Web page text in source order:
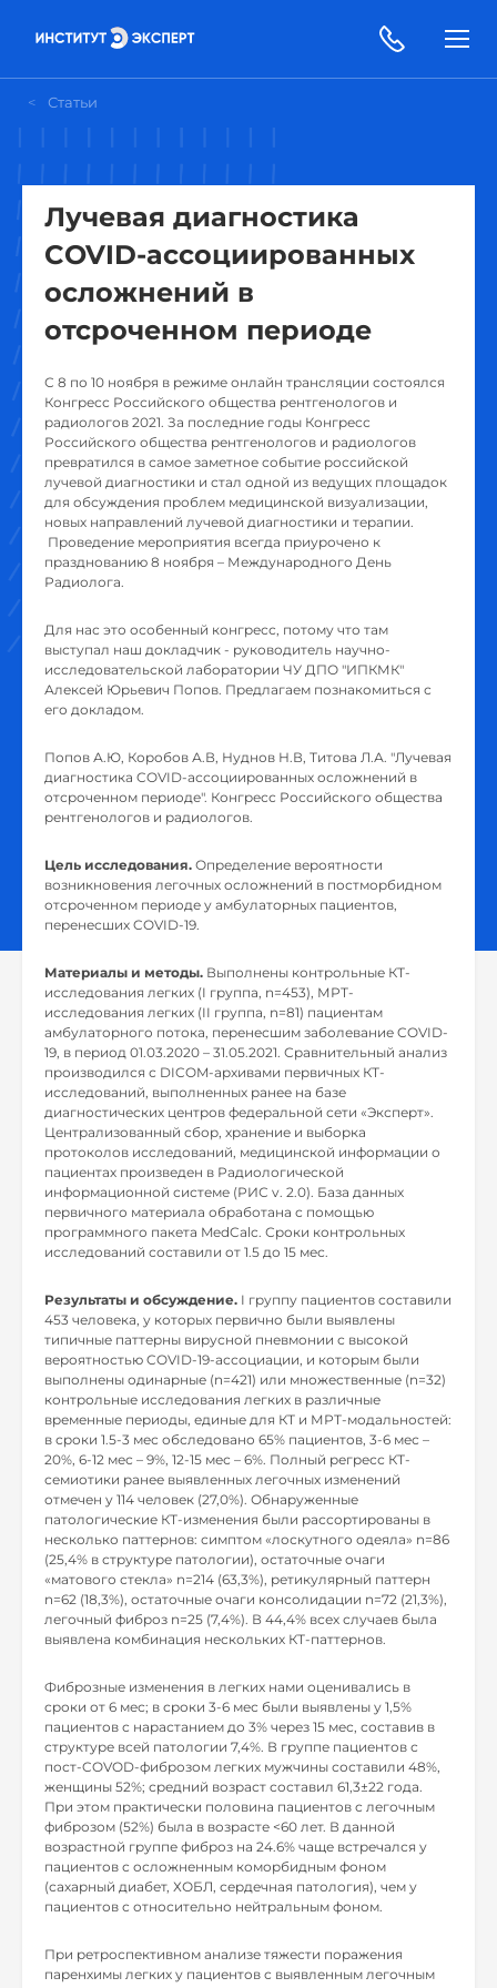
Статьи
Лучевая диагностика
COVID-ассоциированных
осложнений в
отсроченном периоде
С 8 по 10 ноября в режиме онлайн трансляции состоялся
Конгресс Российского общества рентгенологов и
радиологов 2021. За последние годы Конгресс
Российского общества рентгенологов и радиологов
превратился в самое заметное событие российской
лучевой диагностики и стал одной из ведущих площадок
для обсуждения проблем медицинской визуализации,
новых направлений лучевой диагностики и терапии.
Проведение мероприятия всегда приурочено к
празднованию 8 ноября – Международного День
Радиолога.
Для нас это особенный конгресс, потому что там
выступал наш докладчик - руководитель научно-
исследовательской лаборатории ЧУ ДПО "ИПКМК"
Алексей Юрьевич Попов. Предлагаем познакомиться с
его докладом.
Попов А.Ю, Коробов А.В, Нуднов Н.В, Титова Л.А. "Лучевая
диагностика COVID-ассоциированных осложнений в
отсроченном периоде". Конгресс Российского общества
рентгенологов и радиологов.
Цель исследования. Определение вероятности
возникновения легочных осложнений в постморбидном
отсроченном периоде у амбулаторных пациентов,
перенесших COVID-19.
Материалы и методы. Выполнены контрольные КТ-
исследования легких (I группа, n=453), МРТ-
исследования легких (II группа, n=81) пациентам
амбулаторного потока, перенесшим заболевание COVID-
19, в период 01.03.2020 – 31.05.2021. Сравнительный анализ
производился с DICOM-архивами первичных КТ-
исследований, выполненных ранее на базе
диагностических центров федеральной сети «Эксперт».
Централизованный сбор, хранение и выборка
протоколов исследований, медицинской информации о
пациентах произведен в Радиологической
информационной системе (РИС v. 2.0). База данных
первичного материала обработана с помощью
программного пакета MedCalc. Сроки контрольных
исследований составили от 1.5 до 15 мес.
Результаты и обсуждение. I группу пациентов составили
453 человека, у которых первично были выявлены
типичные паттерны вирусной пневмонии с высокой
вероятностью COVID-19-ассоциации, и которым были
выполнены одинарные (n=421) или множественные (n=32)
контрольные исследования легких в различные
временные периоды, единые для КТ и МРТ-модальностей:
в сроки 1.5-3 мес обследовано 65% пациентов, 3-6 мес –
20%, 6-12 мес – 9%, 12-15 мес – 6%. Полный регресс КТ-
семиотики ранее выявленных легочных изменений
отмечен у 114 человек (27,0%). Обнаруженные
патологические КТ-изменения были рассортированы в
несколько паттернов: симптом «лоскутного одеяла» n=86
(25,4% в структуре патологии), остаточные очаги
«матового стекла» n=214 (63,3%), ретикулярный паттерн
n=62 (18,3%), остаточные очаги консолидации n=72 (21,3%),
легочный фиброз n=25 (7,4%). В 44,4% всех случаев была
выявлена комбинация нескольких КТ-паттернов.
Фиброзные изменения в легких нами оценивались в
сроки от 6 мес; в сроки 3-6 мес были выявлены у 1,5%
пациентов с нарастанием до 3% через 15 мес, составив в
структуре всей патологии 7,4%. В группе пациентов с
пост-COVOD-фиброзом легких мужчины составили 48%,
женщины 52%; средний возраст составил 61,3±22 года.
При этом практически половина пациентов с легочным
фиброзом (52%) была в возрасте <60 лет. В данной
возрастной группе фиброз на 24.6% чаще встречался у
пациентов с осложненным коморбидным фоном
(сахарный диабет, ХОБЛ, сердечная патология), чем у
пациентов с относительно нейтральным фоном.
При ретроспективном анализе тяжести поражения
паренхимы легких у пациентов с выявленным легочным